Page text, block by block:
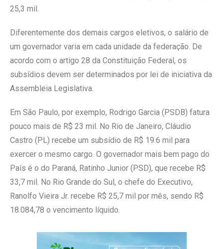
25,3 mil.
Diferentemente dos demais cargos eletivos, o salário de
um governador varia em cada unidade da federação. De
acordo com o artigo 28 da Constituição Federal, os
subsídios devem ser determinados por lei de iniciativa da
Assembleia Legislativa.
Em São Paulo, por exemplo, Rodrigo Garcia (PSDB) fatura
pouco mais de R$ 23 mil. No Rio de Janeiro, Cláudio
Castro (PL) recebe um subsídio de R$ 19.6 mil para
exercer o mesmo cargo. O governador mais bem pago do
País é o do Paraná, Ratinho Junior (PSD), que recebe R$
33,7 mil. No Rio Grande do Sul, o chefe do Executivo,
Ranolfo Vieira Jr. recebe R$ 25,7 mil por mês, sendo R$
18.084,78 o vencimento líquido.